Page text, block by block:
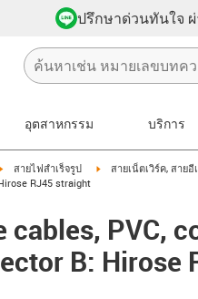
ปรึกษาด่วนทันใจ ผ่
อุตสาหกรรม บริการ
igus-icon-arrow-right
สายไฟสำเร็จรูป igus-icon-arrow-right
สายเน็ตเวิร์ค, สาย
RJ45 straight
cables, PVC,
B: Hirose